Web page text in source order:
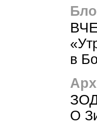
в
О